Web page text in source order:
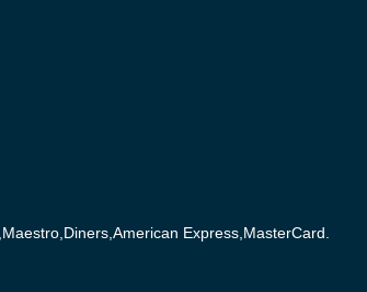
Express,MasterCard.